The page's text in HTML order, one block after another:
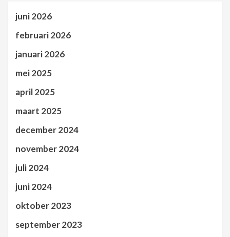
juni 2026
februari 2026
januari 2026
mei 2025
april 2025
maart 2025
december 2024
november 2024
juli 2024
juni 2024
oktober 2023
september 2023